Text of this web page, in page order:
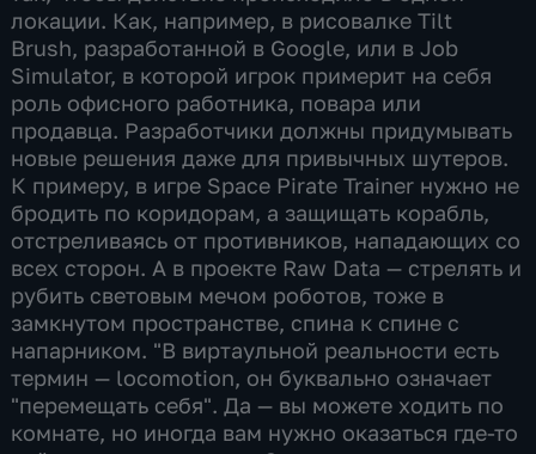
локации. Как, например, в рисовалке Tilt
Brush, разработанной в Google, или в Job
Simulator, в которой игрок примерит на себя
роль офисного работника, повара или
продавца. Разработчики должны придумывать
новые решения даже для привычных шутеров.
К примеру, в игре Space Pirate Trainer нужно не
бродить по коридорам, а защищать корабль,
отстреливаясь от противников, нападающих со
всех сторон. А в проекте Raw Data — стрелять и
рубить световым мечом роботов, тоже в
замкнутом пространстве, спина к спине с
напарником. "В виртаульной реальности есть
термин — locomotion, он буквально означает
"перемещать себя". Да — вы можете ходить по
комнате, но иногда вам нужно оказаться где-то